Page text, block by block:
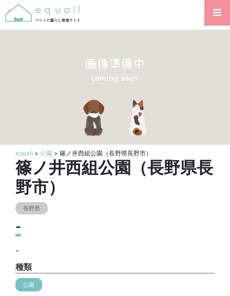
equall > 公園 > 篠ノ井西組公園（長野県長野市）
篠ノ井西組公園（長野県長
野市）
長野県
-
-
種類
公園